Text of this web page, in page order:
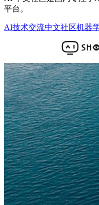
平台。
AI技术交流中文社区机器